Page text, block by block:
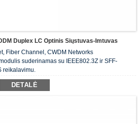
Duplex LC Optinis Siųstuvas-Imtuvas
Fiber Channel, CWDM Networks
suderinamas su IEEE802.3Z ir SFF-
reikalavimu.
DETALĖ